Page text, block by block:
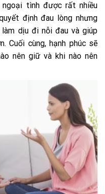
tình được rất nhiều
định đau lòng nhưng
dịu đi nỗi đau và giúp
Cuối cùng, hạnh phúc sẽ
nên giữ và khi nào nên